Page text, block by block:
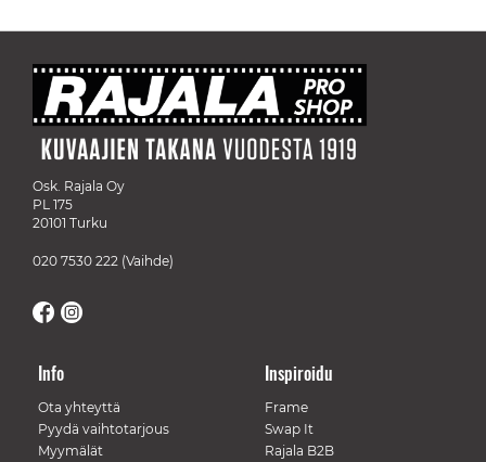
Osk. Rajala Oy
PL 175
20101 Turku
020 7530 222 (Vaihde)
Info
Ota yhteyttä
Pyydä vaihtotarjous
Myymälät
Inspiroidu
Frame
Swap It
Rajala B2B